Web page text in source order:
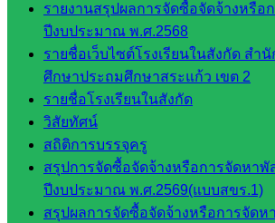
รายงานสรุปผลการจัดซื้อจัดจ้างหรือ
ปีงบประมาณ พ.ศ.2568
รายชื่อเว็บไซต์โรงเรียนในสังกัด สำ
ศึกษาประถมศึกษาสระแก้ว เขต 2
รายชื่อโรงเรียนในสังกัด
วิสัยทัศน์
สถิติการบรรจุครู
สรุปการจัดซื้อจัดจ้างหรือการจัดหาพั
ปีงบประมาณ พ.ศ.2569(แบบสขร.1)
สรุปผลการจัดซื้อจัดจ้างหรือการจัดห
ดาวน์โหลด
เอกสาร
กลุ่
มอำนวย
การ
กลุ่ม
บริหาร
งานงาน